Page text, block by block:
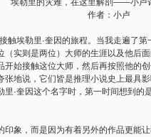
埃勒里的灾难，在这里解剖 ——小卢
作者：小卢
触埃勒里·奎因的旅程。当我走遍了
实则是两位）大师的生涯以及他后面
始接触这位大师，然后再按照他的
地说，它们皆是推理小说史上最具
里·奎因这个名字时，第一时间想到的
象，而是因为有着另外的作品更能